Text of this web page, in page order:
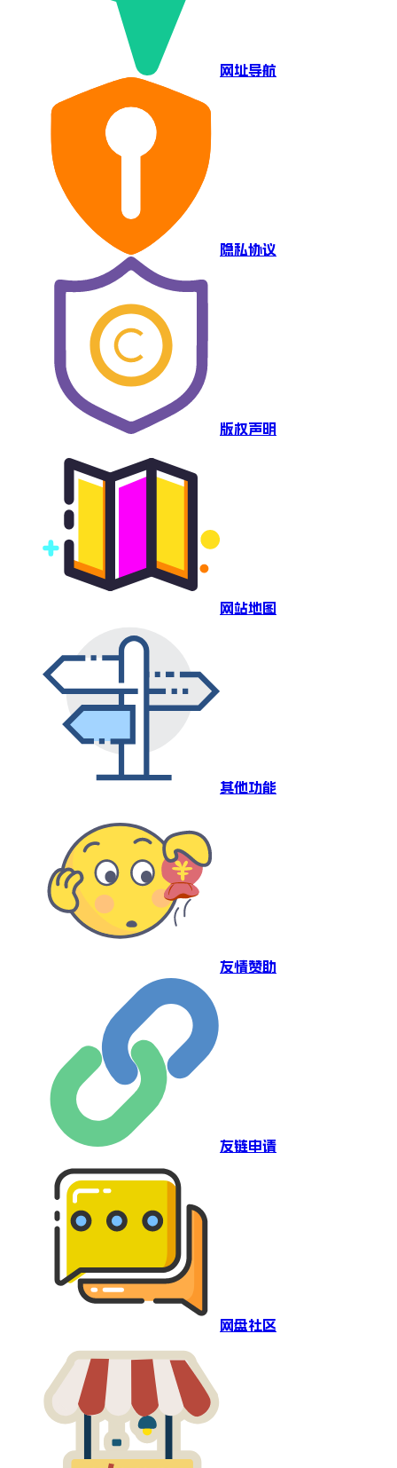
网址导航
隐私协议
版权声明
网站地图
其他功能
友情赞助
友链申请
网盘社区